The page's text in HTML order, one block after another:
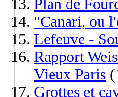
Plan de
"Canari, ou
Lefeuve -
Rapport
Vieux Paris
Grottes et